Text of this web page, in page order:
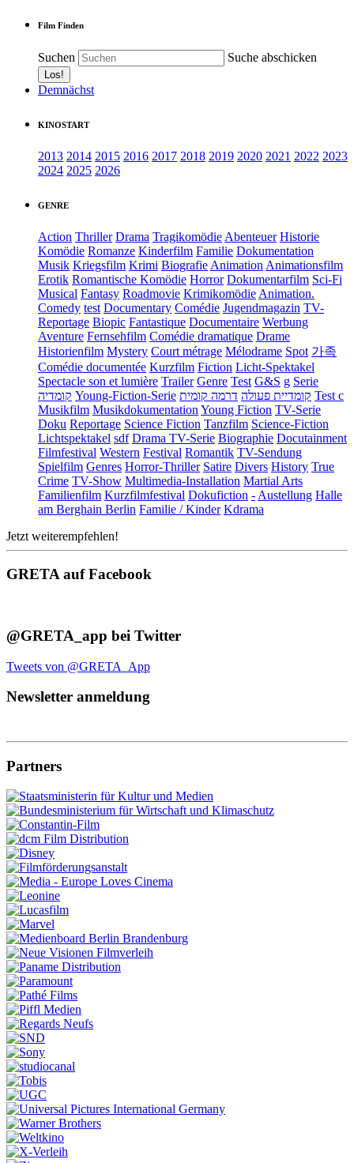
Film Finden
Suchen Suche abschicken
Demnächst
KINOSTART
2013 2014 2015 2016 2017 2018 2019 2020 2021 2022 2023
2024 2025 2026
GENRE
Action Thriller Drama Tragikomödie Abenteuer Historie
Komödie Romanze Kinderfilm Familie Dokumentation
Musik Kriegsfilm Krimi Biografie Animation Animationsfilm
Erotik Romantische Komödie Horror Dokumentarfilm Sci-Fi
Musical Fantasy Roadmovie Krimikomödie Animation.
Comedy test Documentary Comédie Jugendmagazin TV-
Reportage Biopic Fantastique Documentaire Werbung
Aventure Fernsehfilm Comédie dramatique Drame
Historienfilm Mystery Court métrage Mélodrame Spot 가족
Comédie documentée Kurzfilm Fiction Licht-Spektakel
Spectacle son et lumière Trailer Genre Test G&S g Serie
קומדיה Young-Fiction-Serie קומדיית פעולה דרמה קומית
Test c
Musikfilm Musikdokumentation Young Fiction TV-Serie
Doku Reportage Science Fiction Tanzfilm Science-Fiction
Lichtspektakel sdf Drama TV-Serie Biographie Docutainment
Filmfestival Western Festival Romantik TV-Sendung
Spielfilm Genres Horror-Thriller Satire Divers History True
Crime TV-Show Multimedia-Installation Martial Arts
Familienfilm Kurzfilmfestival Dokufiction - Austellung Halle
am Berghain Berlin Familie / Kinder Kdrama
Jetzt weiterempfehlen!
GRETA auf Facebook
@GRETA_app bei Twitter
Tweets von @GRETA_App
Newsletter anmeldung
Partners